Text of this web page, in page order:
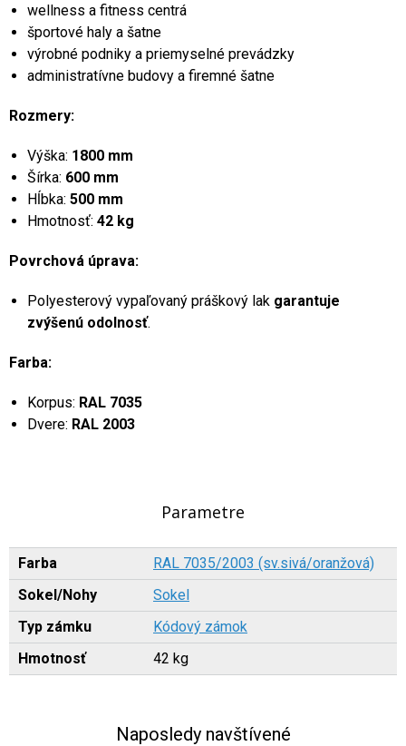
wellness a fitness centrá
športové haly a šatne
výrobné podniky a priemyselné prevádzky
administratívne budovy a firemné šatne
Rozmery:
Výška: 1800 mm
Šírka: 600 mm
Hĺbka: 500 mm
Hmotnosť: 42 kg
Povrchová úprava:
Polyesterový vypaľovaný práškový lak garantuje
zvýšenú odolnosť.
Farba:
Korpus: RAL 7035
Dvere: RAL 2003
Parametre
Farba
RAL 7035/2003 (sv.sivá/oranžová)
Sokel/Nohy
Sokel
Typ zámku
Kódový zámok
Hmotnosť
42 kg
Naposledy navštívené